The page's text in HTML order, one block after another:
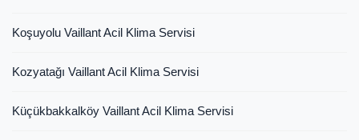
Koşuyolu Vaillant Acil Klima Servisi
Kozyatağı Vaillant Acil Klima Servisi
Küçükbakkalköy Vaillant Acil Klima Servisi